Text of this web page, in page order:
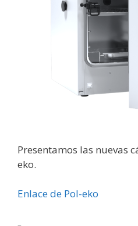
Presentamos las nuevas
eko.
Enlace de Pol-eko